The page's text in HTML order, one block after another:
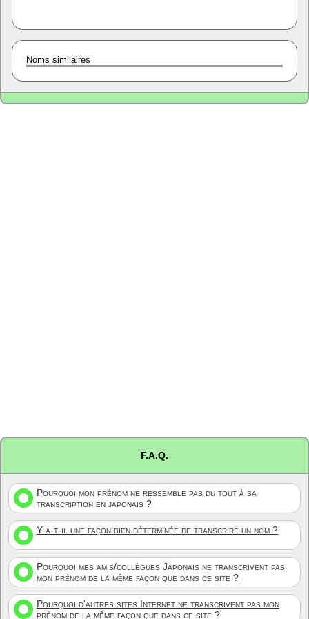
Noms similaires
F.A.Q.
Pourquoi mon prénom ne ressemble pas du tout à sa
transcription en japonais ?
Y a-t-il une façon bien déterminée de transcrire un nom ?
Pourquoi mes amis/collègues Japonais ne transcrivent pas
mon prénom de la même façon que dans ce site ?
Pourquoi d'autres sites Internet ne transcrivent pas mon
prénom de la même façon que dans ce site ?